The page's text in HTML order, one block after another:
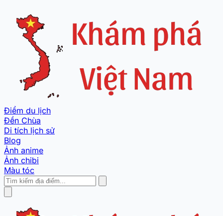
Điểm du lịch
Đền Chùa
Di tích lịch sử
Blog
Ảnh anime
Ảnh chibi
Màu tóc